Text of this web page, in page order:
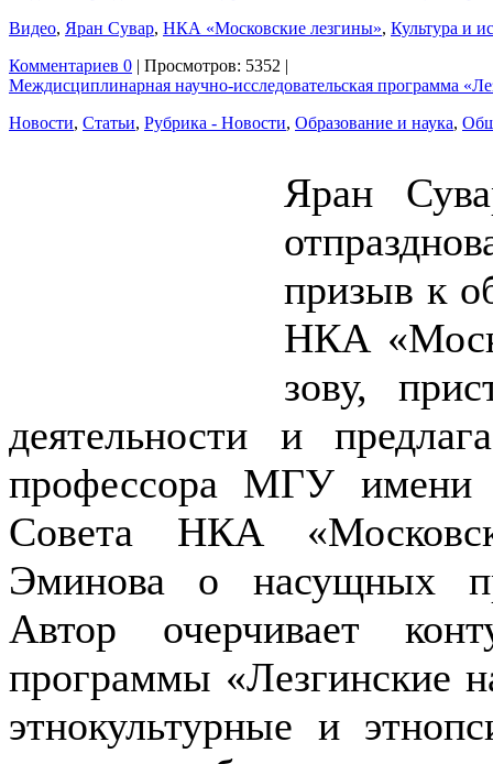
Видео, Яран Сувар, НКА «Московские лезгины», Культура и
Комментариев 0 | Просмотров: 5352 |
Междисциплинарная научно-исследовательская программа
Новости, Статьи, Рубрика - Новости, Образование и наука,
Яран
призыв к
НКА
зову,
деятельности и
профессора МГУ имени
Совета НКА
Эминова о насущных
Автор очерчивает
программы «Лезгинские
этнокультурные и